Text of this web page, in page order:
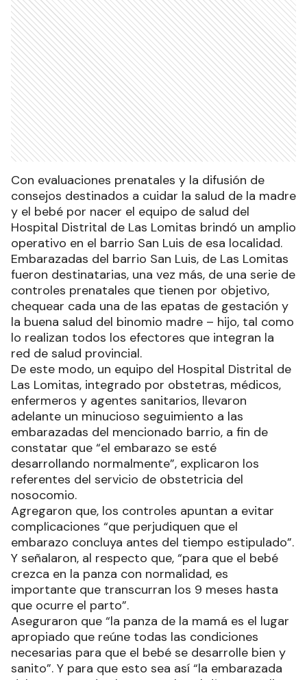
Con evaluaciones prenatales y la difusión de
consejos destinados a cuidar la salud de la madre
y el bebé por nacer el equipo de salud del
Hospital Distrital de Las Lomitas brindó un amplio
operativo en el barrio San Luis de esa localidad.
Embarazadas del barrio San Luis, de Las Lomitas
fueron destinatarias, una vez más, de una serie de
controles prenatales que tienen por objetivo,
chequear cada una de las epatas de gestación y
la buena salud del binomio madre – hijo, tal como
lo realizan todos los efectores que integran la
red de salud provincial.
De este modo, un equipo del Hospital Distrital de
Las Lomitas, integrado por obstetras, médicos,
enfermeros y agentes sanitarios, llevaron
adelante un minucioso seguimiento a las
embarazadas del mencionado barrio, a fin de
constatar que “el embarazo se esté
desarrollando normalmente”, explicaron los
referentes del servicio de obstetricia del
nosocomio.
Agregaron que, los controles apuntan a evitar
complicaciones “que perjudiquen que el
embarazo concluya antes del tiempo estipulado”.
Y señalaron, al respecto que, “para que el bebé
crezca en la panza con normalidad, es
importante que transcurran los 9 meses hasta
que ocurre el parto”.
Aseguraron que “la panza de la mamá es el lugar
apropiado que reúne todas las condiciones
necesarias para que el bebé se desarrolle bien y
sanito”. Y para que esto sea así “la embarazada